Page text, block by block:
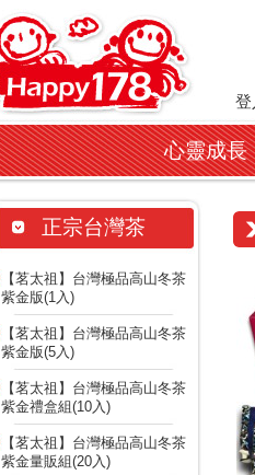
登
心靈成長
正宗台灣茶
【茗太祖】台灣極品高山冬茶
紫金版(1入)
【茗太祖】台灣極品高山冬茶
紫金版(5入)
【茗太祖】台灣極品高山冬茶
紫金禮盒組(10入)
【茗太祖】台灣極品高山冬茶
紫金量販組(20入)